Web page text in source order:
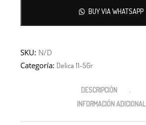
BUY VIA WHATSAPP
SKU: N/D
Categoría:Delica 11-5Gr
DESCRIPCIÓN
INFORMACIÓN ADICIONAL